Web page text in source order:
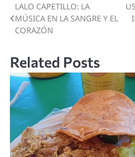
Navegación
de
LALO CAPETILLO: LA
MÚSICA EN LA SANGRE Y EL
CORAZÓN
Related Posts